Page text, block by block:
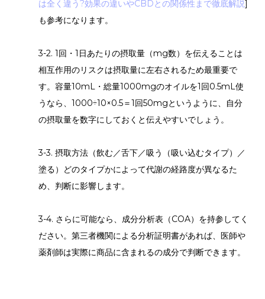
は全く違う?効果の違いやCBDとの関係性まで徹底解説]
も参考になります。
3-2. 1回・1日あたりの摂取量（mg数）を伝えることは
相互作用のリスクは摂取量に左右されるため最重要で
す。容量10mL・総量1000mgのオイルを1回0.5mL使
うなら、1000÷10×0.5＝1回50mgというように、自分
の摂取量を数字にしておくと伝えやすいでしょう。
3-3. 摂取方法（飲む／舌下／吸う（吸い込むタイプ）／
塗る）どのタイプかによって代謝の経路度が異なるた
め、判断に影響します。
3-4. さらに可能なら、成分分析表（COA）を持参してく
ださい。第三者機関による分析証明書があれば、医師や
薬剤師は実際に商品に含まれるの成分で判断できます。